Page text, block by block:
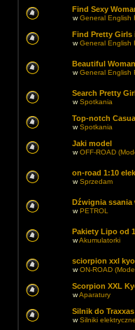
Find Sexy
wGeneral English
Find Pretty Girls
wGeneral English
Beautiful
wGeneral English
Search Pretty
wSpotkania
Top-notch
wSpotkania
Jaki model
wOFF-ROAD
on-road 1:10
wSprzedam
Dźwignia ssania
wPETROL
Pakiety Lipo od
wAkumulatorki
sciorpion xxl
wON-ROAD
Scorpion XXL
wAparatury
Silnik do
wSilniki elektryczne